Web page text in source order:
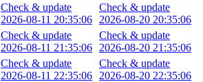
Check & update
2026-08-11 20:35:06
Check & update
2026-08-11 21:35:06
Check & update
2026-08-11 22:35:06
Check & update
2026-08-20 20:35:06
Check & update
2026-08-20 21:35:06
Check & update
2026-08-20 22:35:06